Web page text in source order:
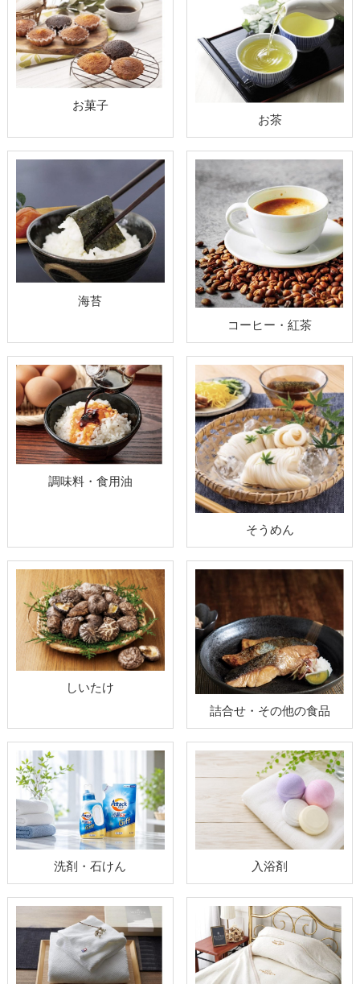
お菓子
お茶
海苔
コーヒー・紅茶
調味料・食用油
そうめん
しいたけ
詰合せ・その他の食品
洗剤・石けん 入浴剤